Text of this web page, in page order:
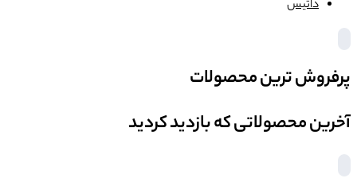
داتیس
پرفروش ترین محصولات
آخرین محصولاتی که بازدید کردید